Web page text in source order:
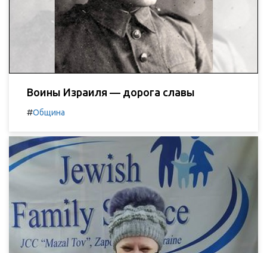
Воины Израиля — дорога славы
#Община